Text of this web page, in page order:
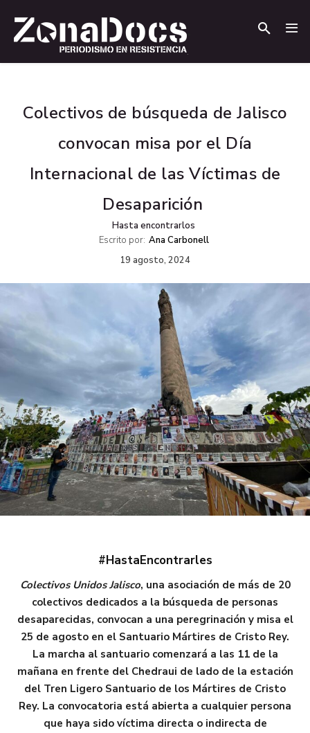
Colectivos de búsqueda de Jalisco
convocan misa por el Día
Internacional de las Víctimas de
Desaparición
Hasta encontrarlos
Escrito por: Ana Carbonell
19 agosto, 2024
#HastaEncontrarles
Colectivos Unidos Jalisco, una asociación de más de 20
colectivos dedicados a la búsqueda de personas
desaparecidas, convocan a una peregrinación y misa el
25 de agosto en el Santuario Mártires de Cristo Rey.
La marcha al santuario comenzará a las 11 de la
mañana en frente del Chedraui de lado de la estación
del Tren Ligero Santuario de los Mártires de Cristo
Rey. La convocatoria está abierta a cualquier persona
que haya sido víctima directa o indirecta de